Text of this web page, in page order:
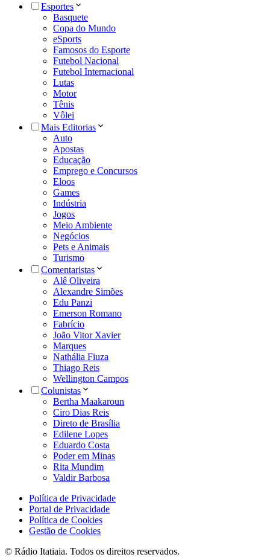
Esportes
Basquete
Copa do Mundo
eSports
Famosos do Esporte
Futebol Nacional
Futebol Internacional
Lutas
Motor
Tênis
Vôlei
Mais Editorias
Auto
Apostas
Educação
Emprego e Concursos
Eloos
Games
Indústria
Jogos
Meio Ambiente
Negócios
Pets e Animais
Turismo
Comentaristas
Alê Oliveira
Alexandre Simões
Edu Panzi
Emerson Romano
Fabrício
João Vitor Xavier
Marques
Nathália Fiuza
Thiago Reis
Wellington Campos
Colunistas
Bertha Maakaroun
Ciro Dias Reis
Direto de Brasília
Edilene Lopes
Eduardo Costa
Poder em Minas
Rita Mundim
Valdir Barbosa
Política de Privacidade
Portal de Privacidade
Política de Cookies
Gestão de Cookies
© Rádio Itatiaia. Todos os direitos reservados.